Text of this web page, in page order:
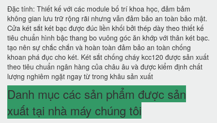
Đặc tính: Thiết kế với các module bố trí khoa học, đảm bảm
không gian lưu trữ rộng rãi nhưng vẫn đảm bảo an toàn bảo mật.
Cửa két sắt két bạc được đúc liền khối bởi thép dày theo thiết kế
tiêu chuẩn hình bậc thang bo vuông góc ăn khớp với thân két bạc.
tạo nên sự chắc chắn và hoàn toàn đảm bảo an toàn chống
khoan phá đục cho két. Két sắt chống cháy kcc120 được sản xuất
theo tiêu chuẩn ngân hàng của châu âu và được kiểm định chất
lượng nghiêm ngặt ngay từ trong khâu sản xuất
Danh mục các sản phẩm được sản
xuất tại nhà máy chúng tôi